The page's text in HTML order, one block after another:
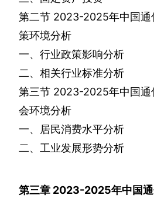
第二节 2023-2025年中国通
策环境分析
一、行业政策影响分析
二、相关行业标准分析
第三节 2023-2025年中国通
会环境分析
一、居民消费水平分析
二、工业发展形势分析
第三章 2023-2025年中国